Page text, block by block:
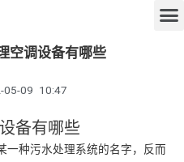
空调设备有哪些
05-09 10:47
备有哪些
一种污水处理系统的名字，反而